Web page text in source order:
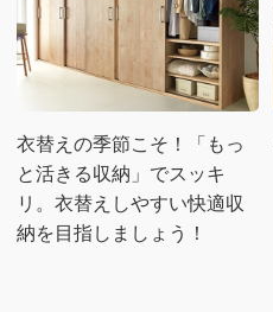
衣替えの季節こそ！「もっ
と活きる収納」でスッキ
リ。衣替えしやすい快適収
納を目指しましょう！